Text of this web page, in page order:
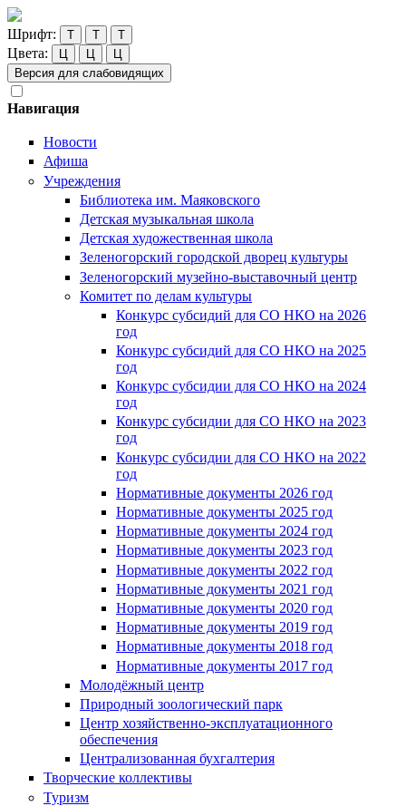
Шрифт: Т Т Т
Цвета: Ц Ц
Ц
Версия для слабовидящих
Навигация
Новости
Афиша
Учреждения
Библиотека им. Маяковского
Детская музыкальная школа
Детская художественная школа
Зеленогорский городской дворец культуры
Зеленогорский музейно-выставочный центр
Комитет по делам культуры
Конкурс субсидий для СО НКО на 2026
год
Конкурс субсидий для СО НКО на 2025
год
Конкурс субсидии для СО НКО на 2024
год
Конкурс субсидии для СО НКО на 2023
год
Конкурс субсидии для СО НКО на 2022
год
Нормативные документы 2026 год
Нормативные документы 2025 год
Нормативные документы 2024 год
Нормативные документы 2023 год
Нормативные документы 2022 год
Нормативные документы 2021 год
Нормативные документы 2020 год
Нормативные документы 2019 год
Нормативные документы 2018 год
Нормативные документы 2017 год
Молодёжный центр
Природный зоологический парк
Центр хозяйственно-эксплуатационного
обеспечения
Централизованная бухгалтерия
Творческие коллективы
Туризм